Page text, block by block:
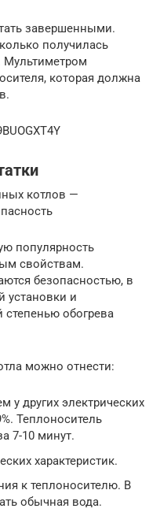
завершенными.
получилась
Мультиметром
которая должна
котлов —
популярность
свойствам.
безопасностью, в
установки и
степенью обогрева
можно отнести:
других электрических
Теплоноситель
7-10 минут.
характеристик.
к теплоносителю. В
обычная вода.